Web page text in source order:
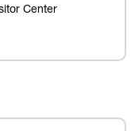
Center